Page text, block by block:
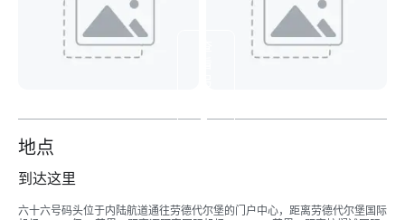
2
地点
到达这里
六十六号码头位于内陆航道通往劳德代尔堡的门户中心，距离劳德代尔堡国际